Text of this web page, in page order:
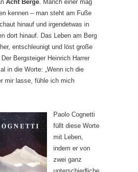
Acht Berge. Manch einer mag
kennen – man steht am Fuße
hinauf und irgendetwas in
dort hinauf. Das Leben am Berg
entschleunigt und löst große
Bergsteiger Heinrich Harrer
in die Worte: „Wenn ich die
mir lasse, fühle ich mich
Paolo Cognetti
füllt diese Worte
mit Leben,
indem er von
zwei ganz